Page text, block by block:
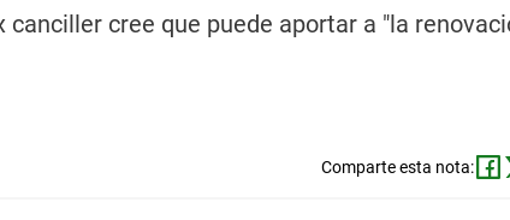
cree que puede aportar a "la
Comparte esta nota: